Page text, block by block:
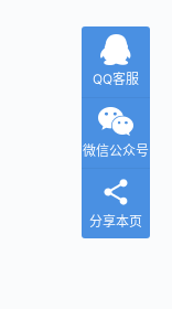
QQ客服
微信公众号
分享本页